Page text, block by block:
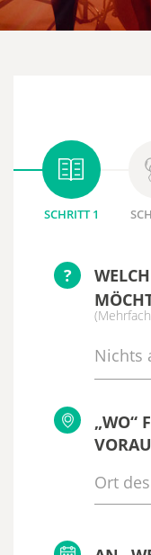
SCHRITT 1
?
Nichts
„WO“